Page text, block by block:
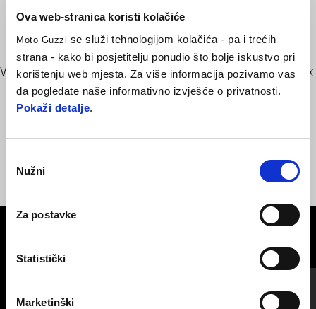
Ova web-stranica koristi kolačiće
Moto Guzzi se služi tehnologijom kolačića - pa i trećih
strana - kako bi posjetitelju ponudio što bolje iskustvo pri
korištenju web mjesta. Za više informacija pozivamo vas
da pogledate naše informativno izvješće o privatnosti.
Pokaži detalje.
pristanka
Nužni
Za postavke
Statistički
Marketinški
€ 499
Vaš put će uvijek biti osvjetljen s ovim jednostavnim, ali tehnološki
naprednjim svjetlima za V85 TT. uključuje komplet za ugradnju.